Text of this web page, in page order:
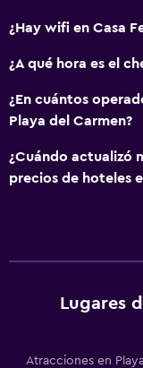
¿Hay wifi en Casa
¿A qué hora es el
¿En cuántos
Playa del Carmen?
¿Cuándo actualizó
precios de hoteles
Lugares
Atracciones en